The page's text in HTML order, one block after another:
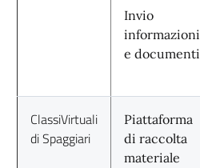
Invio
informazioni
e documenti
ClassiVirtuali
di Spaggiari
Piattaforma
di raccolta
materiale